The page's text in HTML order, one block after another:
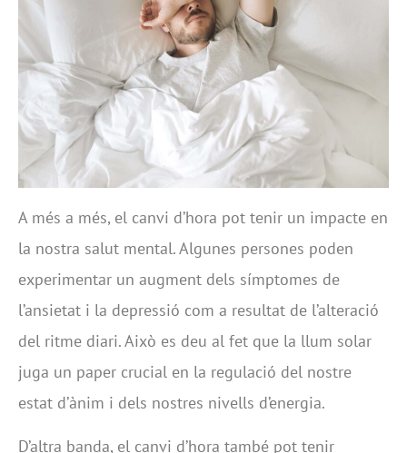
A més a més, el canvi d’hora pot tenir un impacte en
la nostra salut mental. Algunes persones poden
experimentar un augment dels símptomes de
l’ansietat i la depressió com a resultat de l’alteració
del ritme diari. Això es deu al fet que la llum solar
juga un paper crucial en la regulació del nostre
estat d’ànim i dels nostres nivells d’energia.
D’altra banda, el canvi d’hora també pot tenir